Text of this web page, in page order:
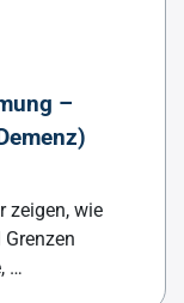
–
zeigen, wie
…